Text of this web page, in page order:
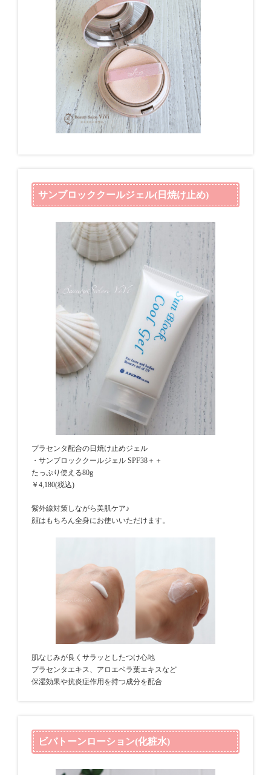
サンブロッククールジェル(日焼け止め)
プラセンタ配合の日焼け止めジェル
・サンブロッククールジェル SPF38＋＋
たっぷり使える80g
￥4,180(税込)
紫外線対策しながら美肌ケア♪
顔はもちろん全身にお使いいただけます。
肌なじみが良くサラッとしたつけ心地
プラセンタエキス、アロエベラ葉エキスなど
保湿効果や抗炎症作用を持つ成分を配合
ビバトーンローション(化粧水)